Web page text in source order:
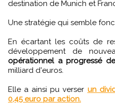
destination de Munich et
Une stratégie qui semble
En écartant les coûts de
développement de
opérationnel a progressé
milliard d'euros.
Elle a ainsi pu verser un
0,45 euro par action.